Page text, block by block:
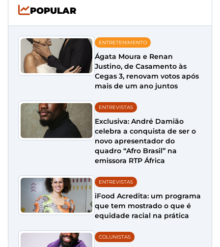
POPULAR
ENTRETENIMENTO
Ágata Moura e Renan
Justino, de Casamento às
Cegas 3, renovam votos após
mais de um ano juntos
ENTREVISTAS
Exclusiva: André Damião
celebra a conquista de ser o
novo apresentador do
quadro “Afro Brasil” na
emissora RTP África
ENTREVISTAS
iFood Acredita: um programa
que tem mostrado o que é
equidade racial na prática
COLUNISTAS